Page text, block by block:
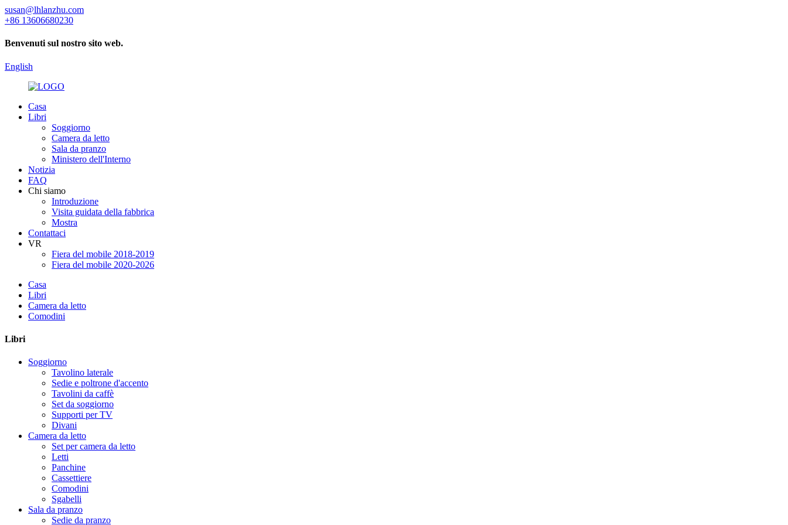
susan@lhlanzhu.com
+86 13606680230
Benvenuti sul nostro sito web.
English
Casa
Libri
Soggiorno
Camera da letto
Sala da pranzo
Ministero dell'Interno
Notizia
FAQ
Chi siamo
Introduzione
Visita guidata della fabbrica
Mostra
Contattaci
VR
Fiera del mobile 2018-2019
Fiera del mobile 2020-2026
Casa
Libri
Camera da letto
Comodini
Libri
Soggiorno
Tavolino laterale
Sedie e poltrone d'accento
Tavolini da caffè
Set da soggiorno
Supporti per TV
Divani
Camera da letto
Set per camera da letto
Letti
Panchine
Cassettiere
Comodini
Sgabelli
Sala da pranzo
Sedie da pranzo